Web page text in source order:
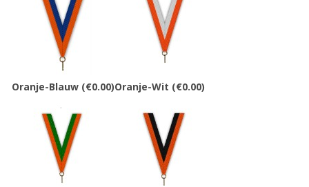
Oranje-Blauw (€0.00)Oranje-Wit (€0.00)